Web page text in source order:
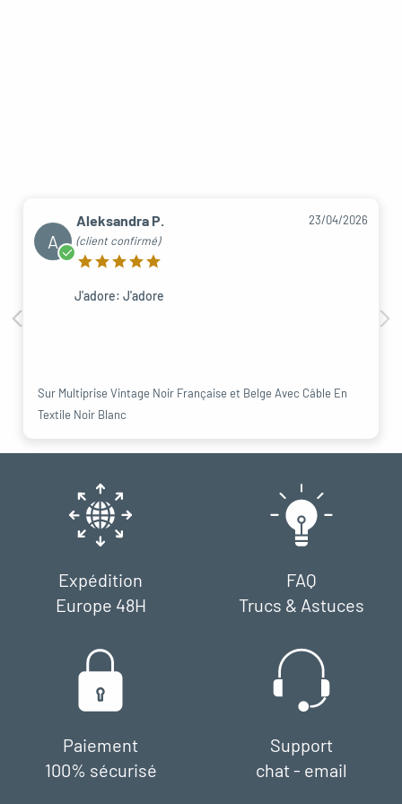
A
Aleksandra P.
(client confirmé)
23/04/2026
J'adore: J'adore
Sur Multiprise Vintage Noir Française et Belge Avec Câble En
Textile Noir Blanc
Expédition
Europe 48H
FAQ
Trucs & Astuces
Paiement
100% sécurisé
Support
chat - email